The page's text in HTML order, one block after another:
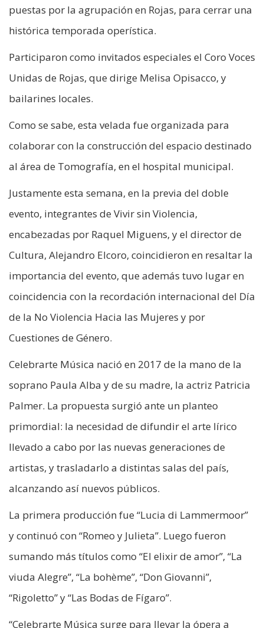
puestas por la agrupación en Rojas, para cerrar una
histórica temporada operística.
Participaron como invitados especiales el Coro Voces
Unidas de Rojas, que dirige Melisa Opisacco, y
bailarines locales.
Como se sabe, esta velada fue organizada para
colaborar con la construcción del espacio destinado
al área de Tomografía, en el hospital municipal.
Justamente esta semana, en la previa del doble
evento, integrantes de Vivir sin Violencia,
encabezadas por Raquel Miguens, y el director de
Cultura, Alejandro Elcoro, coincidieron en resaltar la
importancia del evento, que además tuvo lugar en
coincidencia con la recordación internacional del Día
de la No Violencia Hacia las Mujeres y por
Cuestiones de Género.
Celebrarte Música nació en 2017 de la mano de la
soprano Paula Alba y de su madre, la actriz Patricia
Palmer. La propuesta surgió ante un planteo
primordial: la necesidad de difundir el arte lírico
llevado a cabo por las nuevas generaciones de
artistas, y trasladarlo a distintas salas del país,
alcanzando así nuevos públicos.
La primera producción fue “Lucia di Lammermoor”
y continuó con “Romeo y Julieta”. Luego fueron
sumando más títulos como “El elixir de amor”, “La
viuda Alegre”, “La bohème”, “Don Giovanni”,
“Rigoletto” y “Las Bodas de Fígaro”.
“Celebrarte Música surge para llevar la ópera a